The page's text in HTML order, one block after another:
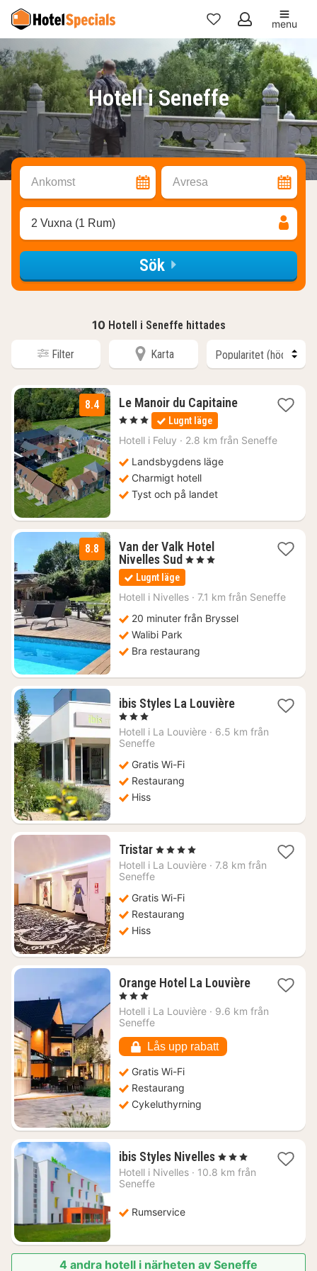
Mina
favoriter
menu
Hotell i Seneffe
Ankomst Avresa
2 Vuxna (1 Rum)
Sök
10 Hotell i Seneffe hittades
Filter Karta
8.4 Le Manoir du Capitaine1
1372
, 3 Stjärnor Lugnt läge
Hotell i Feluy · 2.8 km från Seneffe
Landsbygdens läge
Charmigt hotell
Tyst och på landet
8.8
Van der Valk Hotel
Nivelles Sud 1
natt
från
1117
, 3 Stjärnor
Lugnt läge
Hotell i Nivelles · 7.1 km från Seneffe
20 minuter från Bryssel
Walibi Park
Bra restaurang
ibis Styles La Louvière1
från
, 3 Stjärnor
Hotell i La Louvière · 6.5 km från
Seneffe
Gratis Wi-Fi
Restaurang
Hiss
Tristar1
natt
från
kr.
, 4 Stjärnor
Hotell i La Louvière · 7.8 km från
Seneffe
Gratis Wi-Fi
Restaurang
Hiss
Orange Hotel La Louvière
1
natt
från
kr.
, 3 Stjärnor
Hotell i La Louvière · 9.6 km från
Seneffe
Lås upp rabatt
Gratis Wi-Fi
Restaurang
Cykeluthyrning
ibis Styles Nivelles1
natt
, 3 Stjärnor
Hotell i Nivelles · 10.8 km från
Seneffe
Rumservice
4 andra hotell i närheten av Seneffe